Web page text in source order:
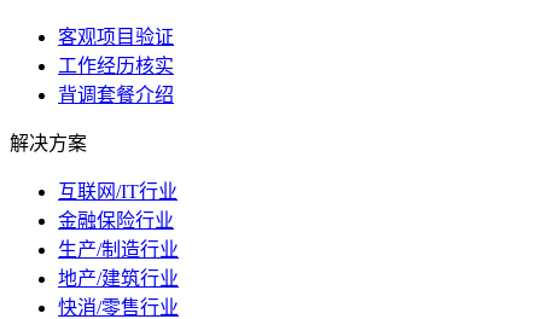
客观项目验证
工作经历核实
背调套餐介绍
解决方案
互联网/IT行业
金融保险行业
生产/制造行业
地产/建筑行业
快消/零售行业